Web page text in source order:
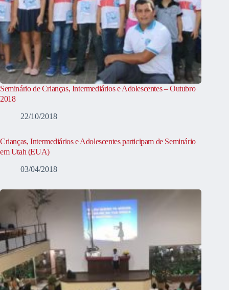
Seminário de Crianças, Intermediários e Adolescentes – Outubro
2018
22/10/2018
Crianças, Intermediários e Adolescentes participam de Seminário
em Utah (EUA)
03/04/2018